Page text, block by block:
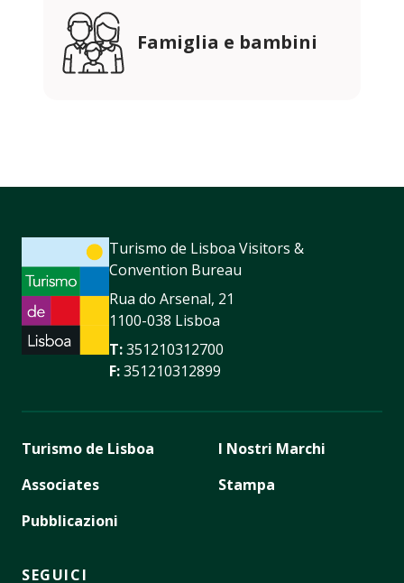
Famiglia e bambini
Turismo de Lisboa Visitors &
Convention Bureau
Rua do Arsenal, 21
1100-038 Lisboa
T:351210312700
F:351210312899
Turismo de Lisboa
Associates
Pubblicazioni
I Nostri Marchi
Stampa
SEGUICI